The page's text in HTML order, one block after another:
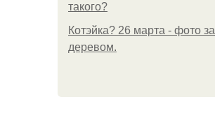
такого?
Котэйка? 26 марта - фото за
деревом.